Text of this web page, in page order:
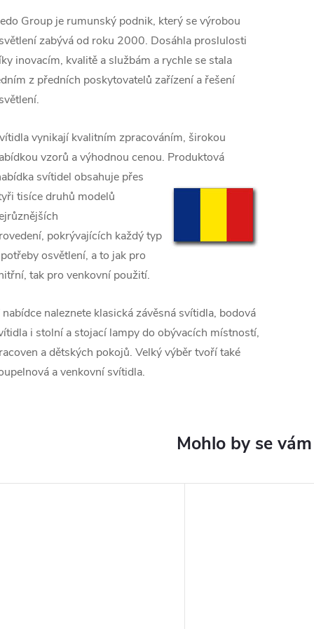
Group je rumunský podnik, který se výrobou
zabývá od roku 2000. Dosáhla proslulosti
inovacím, kvalitě a službám a rychle se stala
z předních poskytovatelů zařízení a řešení
vynikají kvalitním zpracováním, širokou
vzorů a výhodnou cenou. Produktová
svítidel obsahuje přes
tisíce druhů modelů
pokrývajících každý typ
osvětlení, a to jak pro
tak pro venkovní použití.
naleznete klasická závěsná svítidla, bodová
i stolní a stojací lampy do obývacích místností,
a dětských pokojů. Velký výběr tvoří také
a venkovní svítidla.